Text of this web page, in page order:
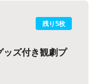
残り5枚
ッズ付き観劇プ